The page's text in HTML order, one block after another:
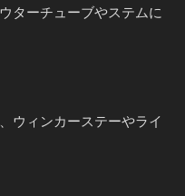
ターチューブやステムに
ウィンカーステーやライ